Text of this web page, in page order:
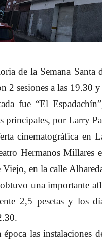
de la Semana
2 sesiones a las 19.30
fue “El
principales, por Larry
cinematográfica en
Hermanos Millares
en la calle
una importante
2,5 pesetas y los
las instalaciones